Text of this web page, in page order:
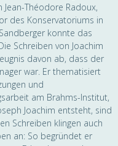
Théodore Radoux,
des Konservatoriums in
konnte das
Schreiben von Joachim
davon ab, dass der
war. Er thematisiert
und
am Brahms-Institut,
Joachim entsteht, sind
Schreiben klingen auch
an: So begründet er